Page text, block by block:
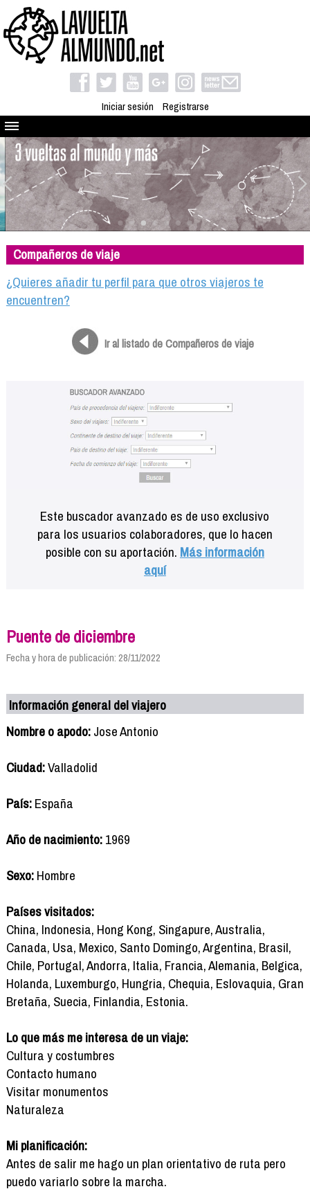
Iniciar sesión Registrarse
Quienes somos
El proyecto
Blog
Viaja con nosotros
Camino solidario
Libros
Compañeros de viaje
Compañeros de viaje
¿Quieres añadir tu perfil para que otros viajeros te
encuentren?
Ir al listado de Compañeros de viaje
Este buscador avanzado es de uso exclusivo
para los usuarios colaboradores, que lo hacen
posible con su aportación. Más información
aquí
Puente de diciembre
Fecha y hora de publicación: 28/11/2022
Información general del viajero
Nombre o apodo:Jose Antonio
Ciudad:Valladolid
País:España
Año de nacimiento:1969
Sexo:Hombre
Países visitados:
China, Indonesia, Hong Kong, Singapure, Australia,
Canada, Usa, Mexico, Santo Domingo, Argentina, Brasil,
Chile, Portugal, Andorra, Italia, Francia, Alemania, Belgica,
Holanda, Luxemburgo, Hungria, Chequia, Eslovaquia, Gran
Bretaña, Suecia, Finlandia, Estonia.
Lo que más me interesa de un viaje:
Cultura y costumbres
Contacto humano
Visitar monumentos
Naturaleza
Mi planificación:
Antes de salir me hago un plan orientativo de ruta pero
puedo variarlo sobre la marcha.